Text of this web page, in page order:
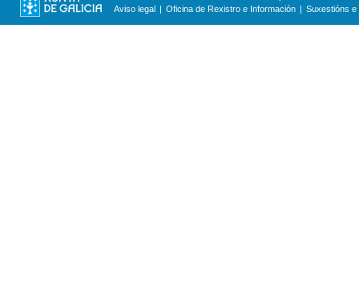
Aviso legal
Oficina de Rexistro e Información Suxestións e